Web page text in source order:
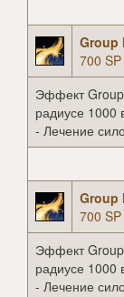
Group
700 SP
Эффект Group
радиусе 1000
- Лечение
Group
700 SP
Эффект Group
радиусе 1000
- Лечение